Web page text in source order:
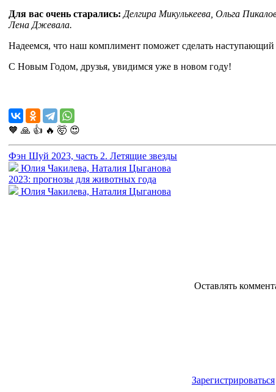
Для вас очень старались: Делгира Микулькеева, Ольга
Лена Джевала.
Надеемся, что наш комплимент поможет сделать
С Новым Годом, друзья, увидимся уже в новом году!
🧡 🙏 👍 🔥 🤯 😍
Фэн Шуй 2023, часть 2. Летящие звезды
Юлия Чакилева, Наталия Цыганова
2023: прогнозы для животных года
Юлия Чакилева, Наталия Цыганова
Оставлять
Зарегистрироваться